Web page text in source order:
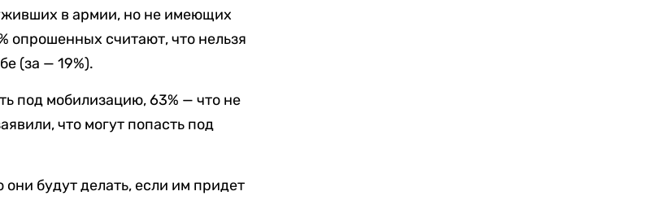
в армии, но не имеющих
опрошенных считают, что нельзя
(за — 19%).
под мобилизацию, 63% — что не
что могут попасть под
будут делать, если им придет